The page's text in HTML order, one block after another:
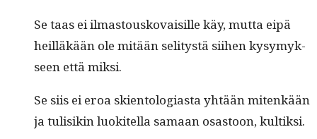
Se taas ei ilmas­tousko­vaisille käy, mut­ta eipä
heil­läkään ole mitään seli­tys­tä siihen kysymyk­
seen että miksi.
Se siis ei eroa skien­tolo­gias­ta yhtään mitenkään
ja tulisikin luokitel­la samaan osas­toon, kultiksi.